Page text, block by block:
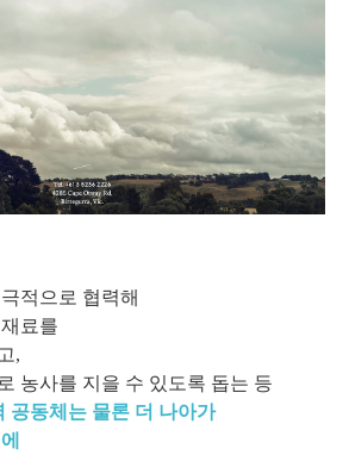
적으로 협력해
료를
,
농사를 지을 수 있도록 돕는 등
공동체는 물론 더 나아가